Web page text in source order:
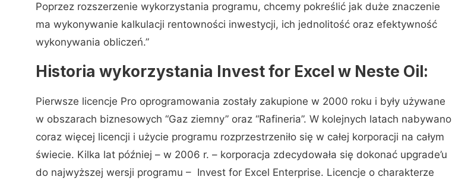
Poprzez rozszerzenie wykorzystania programu, chcemy pokreślić jak duże znaczenie
ma wykonywanie kalkulacji rentowności inwestycji, ich jednolitość oraz efektywność
wykonywania obliczeń.”
Historia wykorzystania Invest for Excel w Neste Oil:
Pierwsze licencje Pro oprogramowania zostały zakupione w 2000 roku i były używane
w obszarach biznesowych “Gaz ziemny” oraz “Rafineria”. W kolejnych latach nabywano
coraz więcej licencji i użycie programu rozprzestrzeniło się w całej korporacji na całym
świecie. Kilka lat później – w 2006 r. – korporacja zdecydowała się dokonać upgrade’u
do najwyższej wersji programu – Invest for Excel Enterprise. Licencje o charakterze